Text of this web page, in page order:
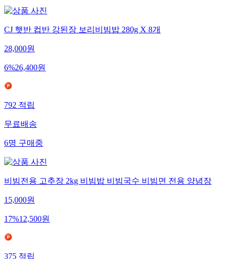
CJ 햇반 컵반 강된장 보리비빔밥 280g X 8개
28,000원
6%26,400원
792적립
무료배송
6명구매중
비빔전용 고추장 2kg 비빔밥 비빔국수 비빔면 전용 양념장
15,000원
17%12,500원